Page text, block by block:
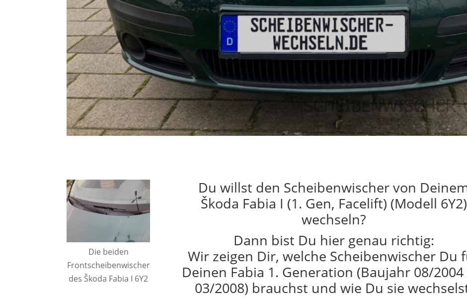
Die beiden
Frontscheibenwischer
des Škoda Fabia I 6Y2
Du willst den Scheibenwischer von
Škoda Fabia I (1. Gen, Facelift) (Modell 6Y2)
wechseln?
Dann bist Du hier genau richtig:
Wir zeigen Dir, welche Scheibenwischer Du
Deinen Fabia 1. Generation (Baujahr 08/
03/2008) brauchst und wie Du sie